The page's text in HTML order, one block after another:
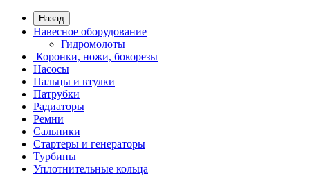
Назад
Навесное оборудование
Гидромолоты
Коронки, ножи, бокорезы
Насосы
Пальцы и втулки
Патрубки
Радиаторы
Ремни
Сальники
Стартеры и генераторы
Турбины
Уплотнительные кольца